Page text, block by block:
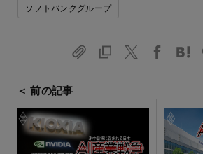
ソフトバンクグループ
＜ 前の記事